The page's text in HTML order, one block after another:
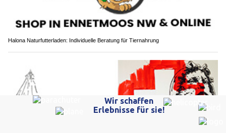
Halona Naturfutterladen: Individuelle Beratung für Tiernahrung